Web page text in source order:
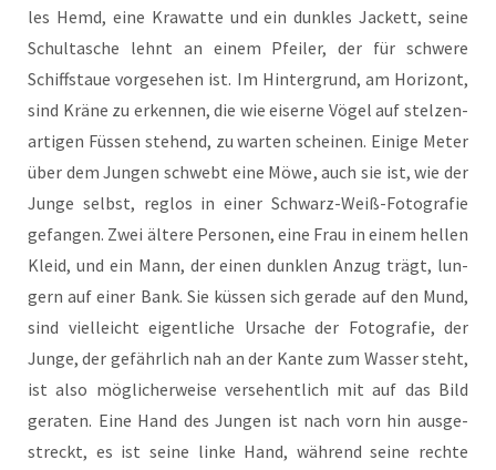
les Hemd, eine Kra­wat­te und ein dunk­les Jackett, sei­ne
Schul­ta­sche lehnt an einem Pfei­ler, der für schwe­re
Schiffstaue vor­ge­se­hen ist. Im Hin­ter­grund, am Hori­zont,
sind Krä­ne zu erken­nen, die wie eiser­ne Vögel auf stel­zen­
ar­ti­gen Füs­sen ste­hend, zu war­ten schei­nen. Eini­ge Meter
über dem Jun­gen schwebt eine Möwe, auch sie ist, wie der
Jun­ge selbst, reg­los in einer Schwarz-Weiß-Foto­gra­fie
gefan­gen. Zwei älte­re Per­so­nen, eine Frau in einem hel­len
Kleid, und ein Mann, der einen dunk­len Anzug trägt, lun­
gern auf einer Bank. Sie küs­sen sich gera­de auf den Mund,
sind viel­leicht eigent­li­che Ursa­che der Foto­gra­fie, der
Jun­ge, der gefähr­lich nah an der Kan­te zum Was­ser steht,
ist also mög­li­cher­wei­se ver­se­hent­lich mit auf das Bild
gera­ten. Eine Hand des Jun­gen ist nach vorn hin aus­ge­
streckt, es ist sei­ne lin­ke Hand, wäh­rend sei­ne rech­te